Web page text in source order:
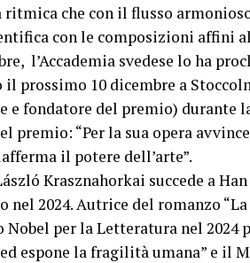
che con il flusso
con le composizioni affini
l’Accademia svedese lo ha
prossimo 10 dicembre a
e fondatore del premio) durante
premio: “Per la sua opera
il potere dell’arte”.
Krasznahorkai succede a
nel 2024. Autrice del romanzo
per la Letteratura nel 2024
espone la fragilità umana” e il